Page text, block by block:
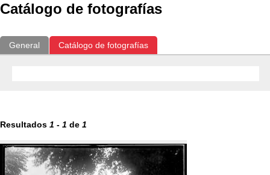
Catálogo de fotografías
General Catálogo de fotografías
Resultados 1 - 1 de 1